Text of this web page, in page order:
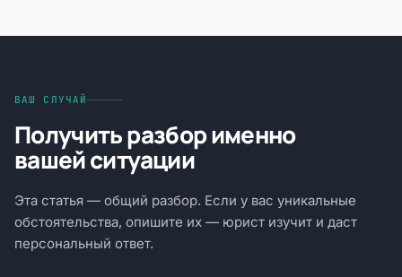
ВАШ СЛУЧАЙ
Получить разбор именно
вашей ситуации
Эта статья — общий разбор. Если у вас уникальные
обстоятельства, опишите их — юрист изучит и даст
персональный ответ.